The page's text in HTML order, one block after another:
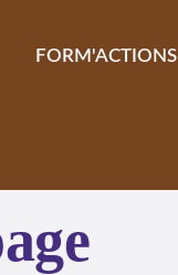
FORM'ACTIONS